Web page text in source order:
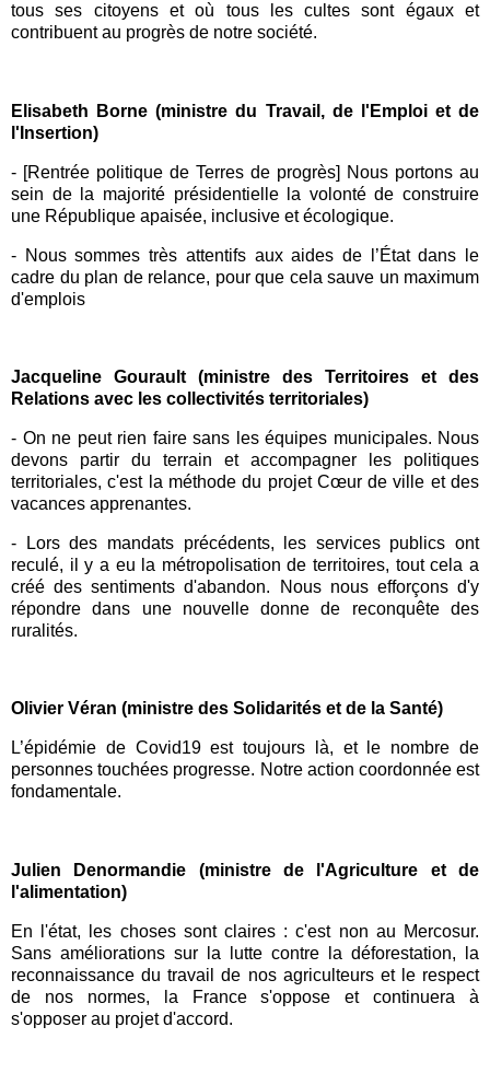
tous ses citoyens et où tous les cultes sont égaux et
contribuent au progrès de notre société.
Elisabeth Borne (ministre du Travail, de l'Emploi et de
l'Insertion)
- [Rentrée politique de Terres de progrès] Nous portons au
sein de la majorité présidentielle la volonté de construire
une République apaisée, inclusive et écologique.
- Nous sommes très attentifs aux aides de l’État dans le
cadre du plan de relance, pour que cela sauve un maximum
d'emplois
Jacqueline Gourault (ministre des Territoires et des
Relations avec les collectivités territoriales)
- On ne peut rien faire sans les équipes municipales. Nous
devons partir du terrain et accompagner les politiques
territoriales, c'est la méthode du projet Cœur de ville et des
vacances apprenantes.
-
Lors des mandats précédents, les services publics ont
reculé, il y a eu la métropolisation de territoires, tout cela a
créé des sentiments d'abandon. Nous nous efforçons d'y
répondre dans une nouvelle donne de reconquête des
ruralités.
Olivier Véran (ministre des Solidarités et de la Santé)
L’épidémie de Covid19est toujours là, et le nombre de
personnes touchées progresse. Notre action coordonnée est
fondamentale.
Julien Denormandie (ministre de l'Agriculture et de
l'alimentation)
En l'état, les choses sont claires : c'est non au Mercosur.
Sans améliorations sur la lutte contre la déforestation, la
reconnaissance du travail de nos agriculteurs et le respect
de nos normes, la France s'oppose et continuera à
s'opposer au projet d'accord.